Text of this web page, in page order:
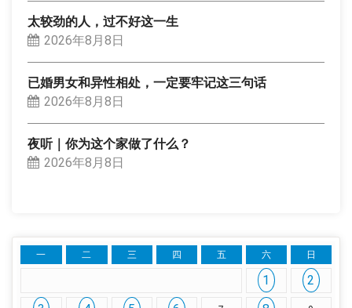
太较劲的人，过不好这一生
2026年8月8日
已婚男女和异性相处，一定要牢记这三句话
2026年8月8日
夜听｜你为这个家做了什么？
2026年8月8日
一 二 三 四 五 六 日
1
2